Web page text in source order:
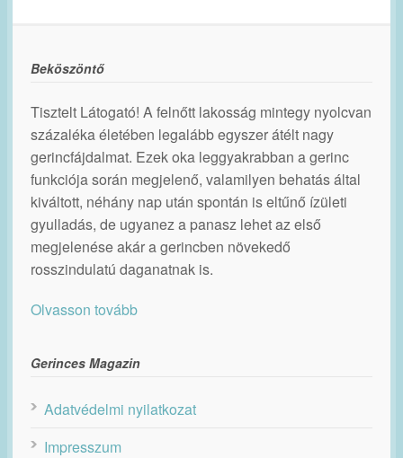
Beköszöntő
Tisztelt Látogató! A felnőtt lakosság mintegy nyolcvan
százaléka életében legalább egyszer átélt nagy
gerincfájdalmat. Ezek oka leggyakrabban a gerinc
funkciója során megjelenő, valamilyen behatás által
kiváltott, néhány nap után spontán is eltűnő ízületi
gyulladás, de ugyanez a panasz lehet az első
megjelenése akár a gerincben növekedő
rosszindulatú daganatnak is.
Olvasson tovább
Gerinces Magazin
Adatvédelmi nyilatkozat
Impresszum